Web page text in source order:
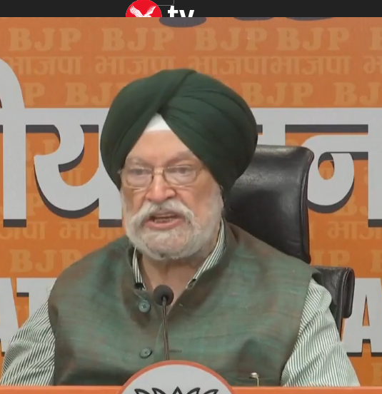
supermodelo holandesa Karen Mulder concedió una
francesa. Rubia, elegante y llamativa, Mulder fue portada
lo largo de su carrera y era apodada la “Barbie de la vida
Su charla con el presentador Thierry Ardisson,
Tout le monde en parle
, debió haber sido una
sobre su último emprendimiento, cambiar la
moda
fue mucho más oscuro.
serie de terribles acusaciones al afirmar que había
miembros de la realeza europea, políticos y
a lamodelo, que entonces tenía poco más de
tan devastadoras y potencialmente difamatorias que
entonces un informe deThe Independent . Se cree que
A fin de cuentas, hizo la denuncia más de 15 años
las mujeres que lanzaban acusaciones de
casos, ignoradas, y en el peor, estigmatizadas y
calificó su arrebato de “delirio paranoico” y dijo
extremadamente perturbado”. En declaraciones
con las drogas, mientras que otras noticias se
al aludir a un “ataque de nervios”.